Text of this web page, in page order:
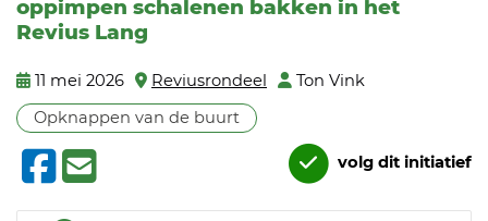
oppimpen schalenen bakken in het
Revius Lang
11 mei 2026 Reviusrondeel
Ton Vink
Opknappen van de buurt
volg dit initiatief